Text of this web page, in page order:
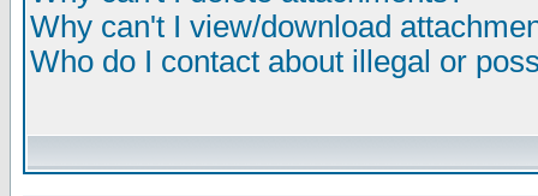
Why can't I view/download
Who do I contact about illegal or